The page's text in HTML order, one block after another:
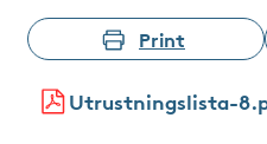
Print
Utrustningslista-